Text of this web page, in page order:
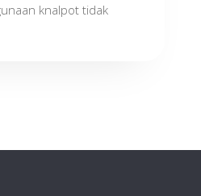
knalpot tidak